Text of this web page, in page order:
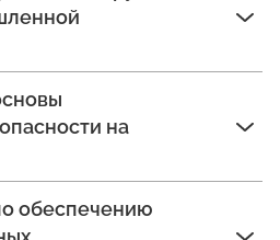
на
обеспечению